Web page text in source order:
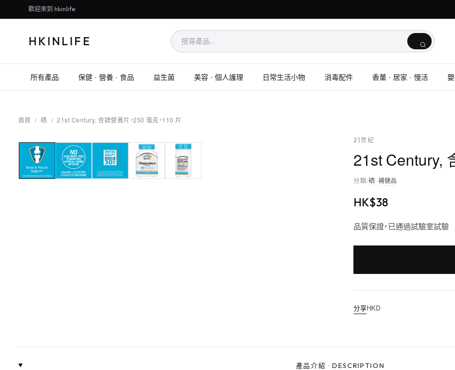
歡迎來到 hkinlife
HKINLIFE
所有產品 保健 · 營養 · 食品 益生菌 美容 · 個人護理 日常生活小物 消毒配件 香薰 · 居家 · 慢活
首頁 / 硒 / 21st Century, 含鎂營養片，250 毫克，110 片
21世紀
21st Century,
分類:硒·補健品
HK$38
品質保證，已通過試驗室試驗
分享HKD
產品介紹 ·DESCRIPTION